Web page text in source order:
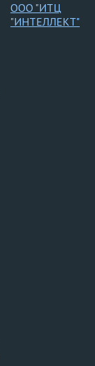
ООО "ИТЦ
"ИНТЕЛЛЕКТ"